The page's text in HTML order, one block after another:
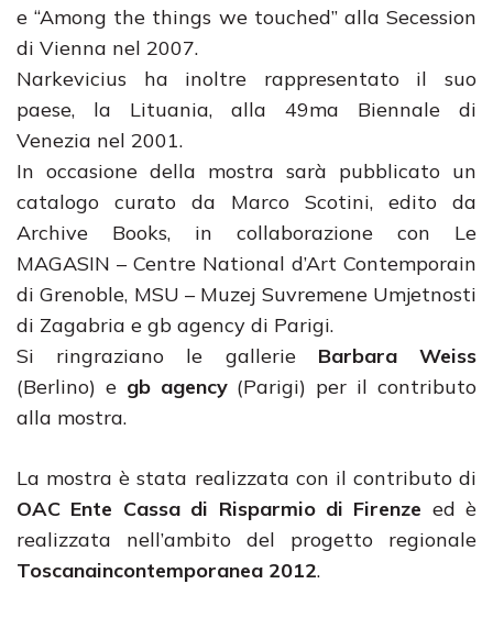
e “Among the things we touched” alla Secession
di Vienna nel 2007.
Narkevicius ha inoltre rappresentato il suo
paese, la Lituania, alla 49ma Biennale di
Venezia nel 2001.
In occasione della mostra sarà pubblicato un
catalogo curato da Marco Scotini, edito da
Archive Books, in collaborazione con Le
MAGASIN – Centre National d’Art Contemporain
di Grenoble, MSU – Muzej Suvremene Umjetnosti
di Zagabria e gb agency di Parigi.
Si ringraziano le gallerieBarbara Weiss
(Berlino) e gb agency(Parigi) per il contributo
alla mostra.
La mostra è stata realizzata con il contributo di
OAC Ente Cassa di Risparmio di Firenze ed è
realizzata nell’ambito del progetto regionale
Toscanaincontemporanea 2012.